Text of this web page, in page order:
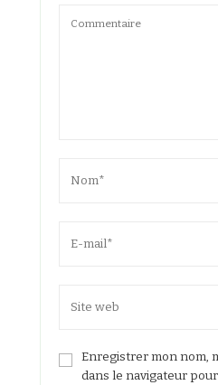
Enregistrer mon nom,
dans le navigateur